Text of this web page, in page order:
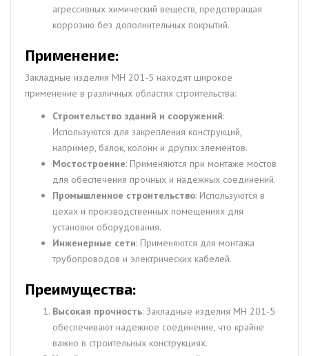
агрессивных химический веществ, предотвращая
коррозию без дополнительных покрытий.
Применение:
Закладные изделия МН 201-5 находят широкое
применение в различных областях строительства:
Строительство зданий и сооружений:
Используются для закрепления конструкций,
например, балок, колонн и других элементов.
Мостостроение: Применяются при монтаже мостов
для обеспечения прочных и надежных соединений.
Промышленное строительство: Используются в
цехах и производственных помещениях для
установки оборудования.
Инженерные сети: Применяются для монтажа
трубопроводов и электрических кабелей.
Преимущества:
Высокая прочность: Закладные изделия МН 201-5
обеспечивают надежное соединение, что крайне
важно в строительных конструкциях.